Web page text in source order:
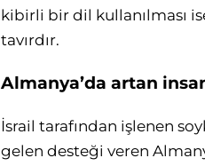
kibirli bir dil kullanılması
tavırdır.
Almanya’da artan
İsrail tarafından işlenen
gelen desteği veren